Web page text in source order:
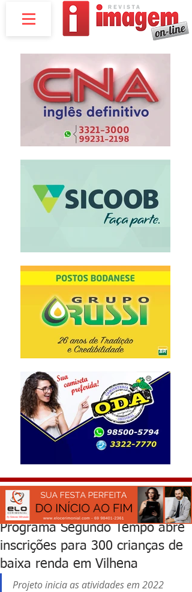
Programa Segundo Tempo abre
inscrições para 300 crianças de
baixa renda em Vilhena
Projeto inicia as atividades em 2022